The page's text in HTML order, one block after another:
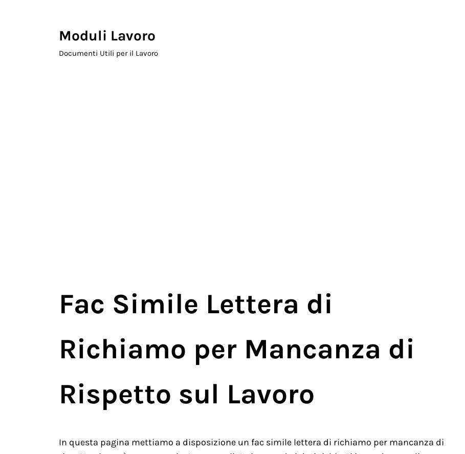
Moduli Lavoro
Documenti Utili per il Lavoro
Fac Simile Lettera di
Richiamo per Mancanza di
Rispetto sul Lavoro
In questa pagina mettiamo a disposizione un fac simile lettera di richiamo per mancanza di